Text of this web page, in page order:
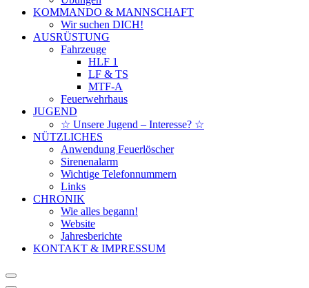
KOMMANDO & MANNSCHAFT
Wir suchen DICH!
AUSRÜSTUNG
Fahrzeuge
HLF 1
LF & TS
MTF-A
Feuerwehrhaus
JUGEND
☆ Unsere Jugend – Interesse? ☆
NÜTZLICHES
Anwendung Feuerlöscher
Sirenenalarm
Wichtige Telefonnummern
Links
CHRONIK
Wie alles begann!
Website
Jahresberichte
KONTAKT & IMPRESSUM